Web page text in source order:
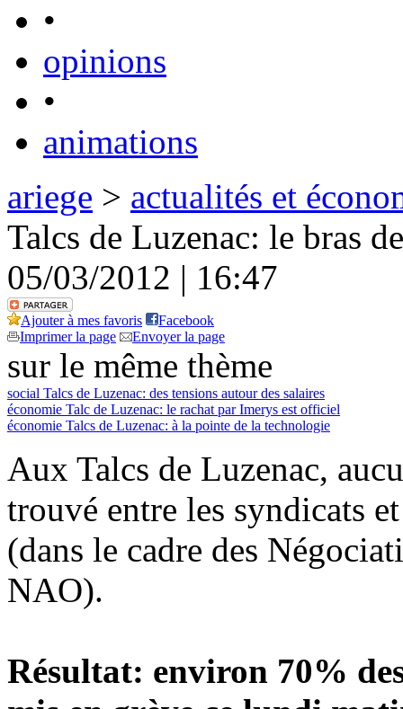
•
opinions
•
animations
ariege > actualités et
Talcs de Luzenac: le bras
05/03/2012 | 16:47
Ajouter à mes favoris
Facebook
Imprimer la page
Envoyer la page
sur le même thème
social Talcs de Luzenac: des tensions autour des salaires
économie Talc de Luzenac: le rachat par Imerys est officiel
économie Talcs de Luzenac: à la pointe de la technologie
Aux Talcs de Luzenac,
trouvé entre les syndicats
(dans le cadre des
NAO).
Résultat: environ 70%